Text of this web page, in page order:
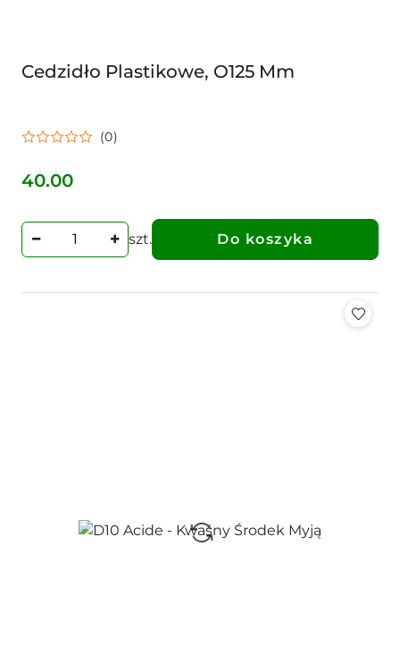
Cedzidło Plastikowe, O125 Mm
(0)
Cena:
40.00
szt. Do koszyka